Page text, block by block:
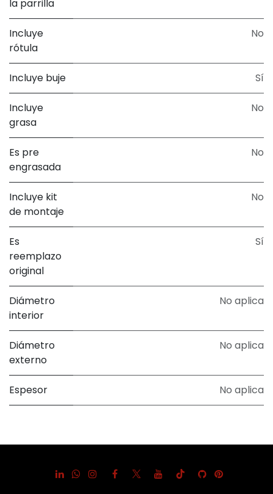
la parrilla
Incluye
rótula
No
Incluye buje Sí
Incluye
grasa
No
Es pre
engrasada
No
Incluye kit
de montaje
No
Es
reemplazo
original
Sí
Diámetro
interior
No aplica
Diámetro
externo
No aplica
Espesor No aplica